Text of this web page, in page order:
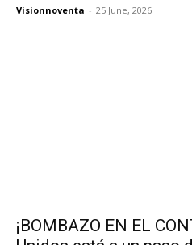
Visionnoventa - 25 June, 2026
¡BOMBAZO EN EL